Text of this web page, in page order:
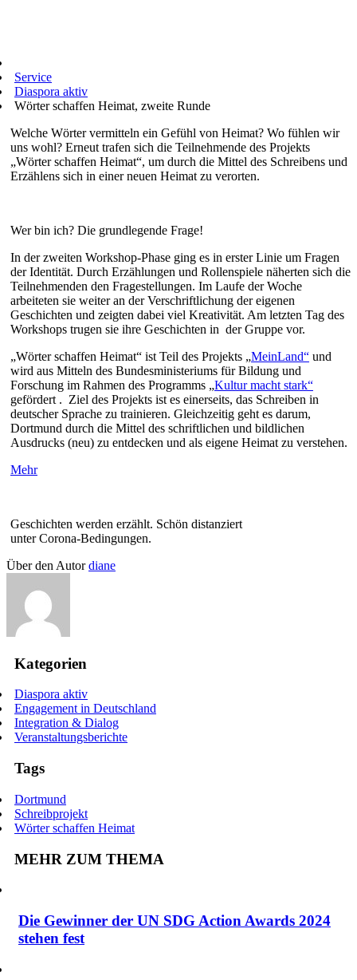
Service
Diaspora aktiv
Wörter schaffen Heimat, zweite Runde
Welche Wörter vermitteln ein Gefühl von Heimat? Wo fühlen wir
uns wohl? Erneut trafen sich die Teilnehmende des Projekts
„Wörter schaffen Heimat“, um durch die Mittel des Schreibens und
Erzählens sich in einer neuen Heimat zu verorten.
Wer bin ich? Die grundlegende Frage!
In der zweiten Workshop-Phase ging es in erster Linie um Fragen
der Identität. Durch Erzählungen und Rollenspiele näherten sich die
Teilnehmenden den Fragestellungen. Im Laufe der Woche
arbeiteten sie weiter an der Verschriftlichung der eigenen
Geschichten und zeigten dabei viel Kreativität. Am letzten Tag des
Workshops trugen sie ihre Geschichten in der Gruppe vor.
„Wörter schaffen Heimat“ ist Teil des Projekts „MeinLand“ und
wird aus Mitteln des Bundesministeriums für Bildung und
Forschung im Rahmen des Programms „Kultur macht stark“
gefördert . Ziel des Projekts ist es einerseits, das Schreiben in
deutscher Sprache zu trainieren. Gleichzeitig geht es darum,
Dortmund durch die Mittel des schriftlichen und bildlichen
Ausdrucks (neu) zu entdecken und als eigene Heimat zu verstehen.
Mehr
Geschichten werden erzählt. Schön distanziert
unter Corona-Bedingungen.
Über den Autordiane
Kategorien
Diaspora aktiv
Engagement in Deutschland
Integration & Dialog
Veranstaltungsberichte
Tags
Dortmund
Schreibprojekt
Wörter schaffen Heimat
MEHR ZUM THEMA
Die Gewinner der UN SDG Action Awards 2024
stehen fest